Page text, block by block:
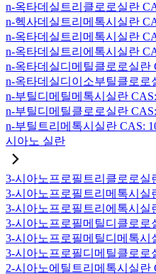
n-옥타데실트리클로로실란
n-헥사데실트리메톡시실란
n-옥타데실트리메톡시실란
n-옥타데실트리에톡시실란
n-옥타데실디메틸클로로실란
n-옥타데실디이소부틸클로로
n-부틸디메틸메톡시실란 CAS:
n-부틸디메틸클로로실란
n-부틸트리메톡시실란 CAS:
시아노 실란
3-시아노프로필트리클로로실
3-시아노프로필트리메톡시실
3-시아노프로필트리에톡시실
3-시아노프로필메틸디클로로
3-시아노프로필메틸디메톡시
3-시아노프로필디메틸클로로
2-시아노에틸트리메톡시실란